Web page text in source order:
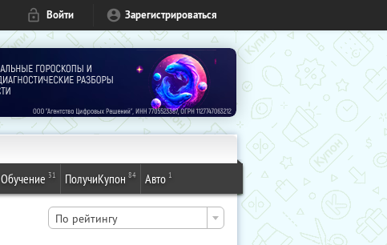
Войти Зарегистрироваться
Обучение 31 ПолучиКупон 84 Авто 1
По рейтингу